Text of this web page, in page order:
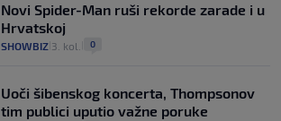
Novi Spider-Man ruši rekorde zarade i u
Hrvatskoj
SHOWBIZ 3. kol. 0
Uoči šibenskog koncerta, Thompsonov
tim publici uputio važne poruke